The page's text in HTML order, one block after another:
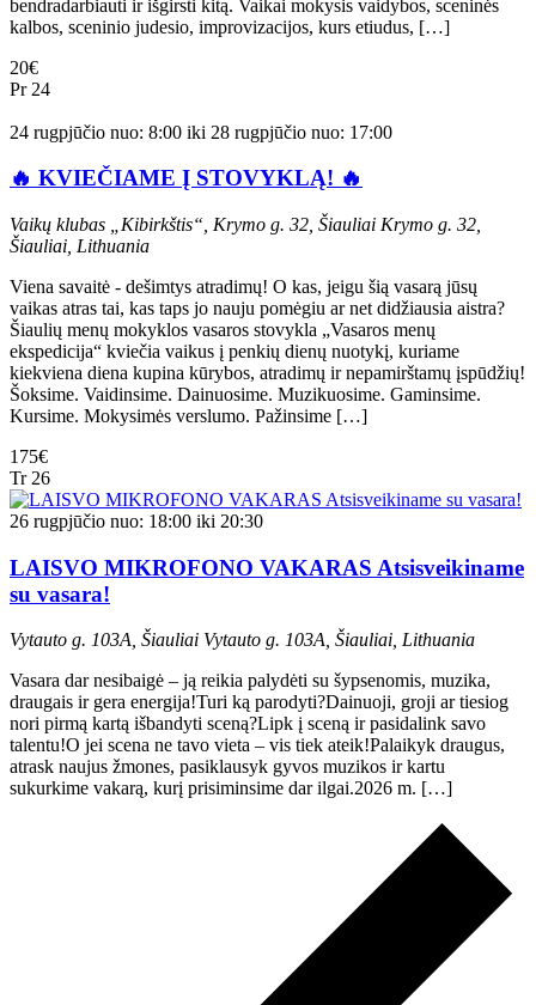
bendradarbiauti ir išgirsti kitą. Vaikai mokysis vaidybos, sceninės
kalbos, sceninio judesio, improvizacijos, kurs etiudus, […]
20€
Pr 24
24 rugpjūčio nuo: 8:00 iki 28 rugpjūčio nuo: 17:00
🔥 KVIEČIAME Į STOVYKLĄ! 🔥
Vaikų klubas „Kibirkštis“, Krymo g. 32, Šiauliai Krymo g. 32,
Šiauliai, Lithuania
Viena savaitė - dešimtys atradimų! O kas, jeigu šią vasarą jūsų
vaikas atras tai, kas taps jo nauju pomėgiu ar net didžiausia aistra?
Šiaulių menų mokyklos vasaros stovykla „Vasaros menų
ekspedicija“ kviečia vaikus į penkių dienų nuotykį, kuriame
kiekviena diena kupina kūrybos, atradimų ir nepamirštamų įspūdžių!
Šoksime. Vaidinsime. Dainuosime. Muzikuosime. Gaminsime.
Kursime. Mokysimės verslumo. Pažinsime […]
175€
Tr 26
26 rugpjūčio nuo: 18:00 iki 20:30
LAISVO MIKROFONO VAKARAS Atsisveikiname
su vasara!
Vytauto g. 103A, Šiauliai Vytauto g. 103A, Šiauliai, Lithuania
Vasara dar nesibaigė – ją reikia palydėti su šypsenomis, muzika,
draugais ir gera energija!Turi ką parodyti?Dainuoji, groji ar tiesiog
nori pirmą kartą išbandyti sceną?Lipk į sceną ir pasidalink savo
talentu!O jei scena ne tavo vieta – vis tiek ateik!Palaikyk draugus,
atrask naujus žmones, pasiklausyk gyvos muzikos ir kartu
sukurkime vakarą, kurį prisiminsime dar ilgai.2026 m. […]